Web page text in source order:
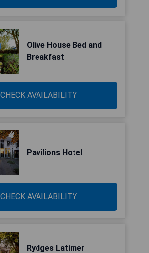
Olive House Bed and
Breakfast
CHECK AVAILABILITY
Pavilions Hotel
CHECK AVAILABILITY
Rydges Latimer